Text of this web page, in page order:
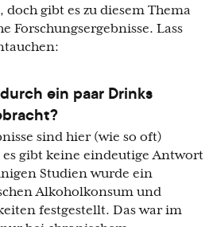
gibt es zu diesem Thema
Forschungsergebnisse. Lass
ein paar Drinks
sind hier (wie so oft)
gibt keine eindeutige Antwort
Studien wurde ein
Alkoholkonsum und
festgestellt. Das war im